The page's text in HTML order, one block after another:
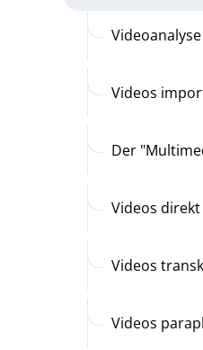
Videos
Der
Videos
Videos
Videos